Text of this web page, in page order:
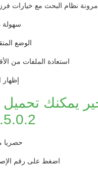
مرونة نظام البحث مع خيارات
سهولة
الوضع
استعادة الملفات من
إظهار
حصريا
اضغط على رقم